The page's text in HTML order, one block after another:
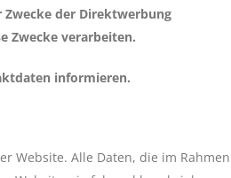
Zwecke der Direktwerbung
Zwecke verarbeiten.
informieren.
Website. Alle Daten, die im Rahmen